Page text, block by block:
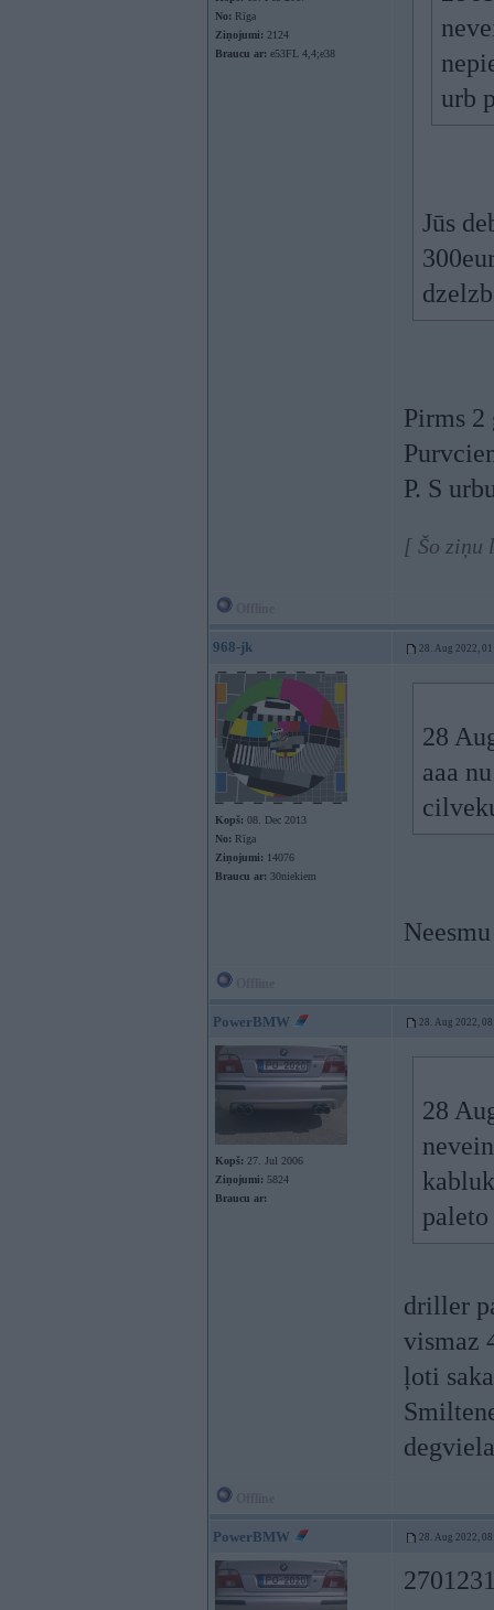
No: Rīga
Ziņojumi: 2124
Braucu ar: e53FL 4,4;e38
urb
Jūs
Pirms 2
P. S
[ Šo ziņu
968-jk 28. Aug 2022,
Kopš: 08. Dec 2013
No: Rīga
Ziņojumi: 14076
Braucu ar: 30niekiem
28
aaa
PowerBMW 28. Aug 2022,
Kopš: 27. Jul 2006
Ziņojumi: 5824
Braucu ar:
28
paleto
driller
vismaz
ļoti
PowerBMW 28. Aug 2022,